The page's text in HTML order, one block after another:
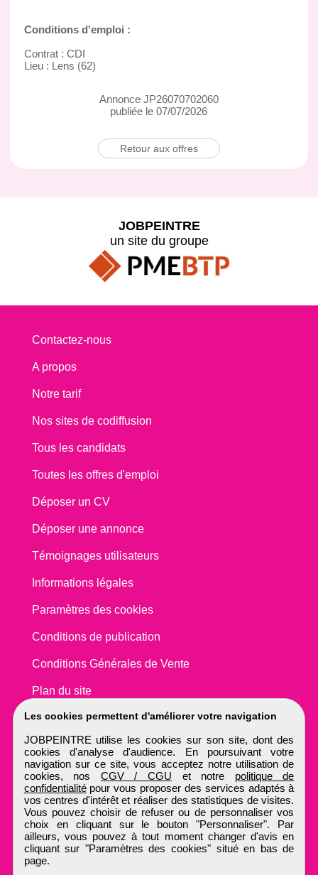
Conditions d'emploi :
Contrat : CDI
Lieu : Lens (62)
Annonce JP26070702060
publiée le 07/07/2026
Retour aux offres
Les cookies permettent d'améliorer votre navigation
JOBPEINTRE utilise les cookies sur son site, dont des
cookies d'analyse d'audience. En poursuivant votre
navigation sur ce site, vous acceptez notre utilisation de
cookies, nos CGV / CGU et notre politique de
confidentialitépour vous proposer des services adaptés à
vos centres d'intérêt et réaliser des statistiques de visites.
Vous pouvez choisir de refuser ou de personnaliser vos
choix en cliquant sur le bouton "Personnaliser". Par
ailleurs, vous pouvez à tout moment changer d'avis en
cliquant sur "Paramètres des cookies" situé en bas de
page.
JOBPEINTRE
un site du groupe
Contactez-nous
A propos
Notre tarif
Nos sites de codiffusion
Tous les candidats
Toutes les offres d'emploi
Déposer un CV
Déposer une annonce
Témoignages utilisateurs
Informations légales
Paramètres des cookies
Conditions de publication
Conditions Générales de Vente
Plan du site